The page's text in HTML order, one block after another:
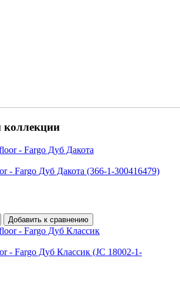
коллекции
- Fargo Дуб Дакота (366-1-300416479)
Добавить к сравнению
- Fargo Дуб Классик (JC 18002-1-